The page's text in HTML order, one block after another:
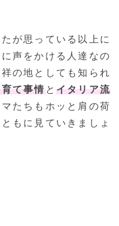
が思っている以上に
声をかける人達なの
の地としても知られ
て事情と イタリア流
たちもホッと肩の荷
もに見ていきましょ